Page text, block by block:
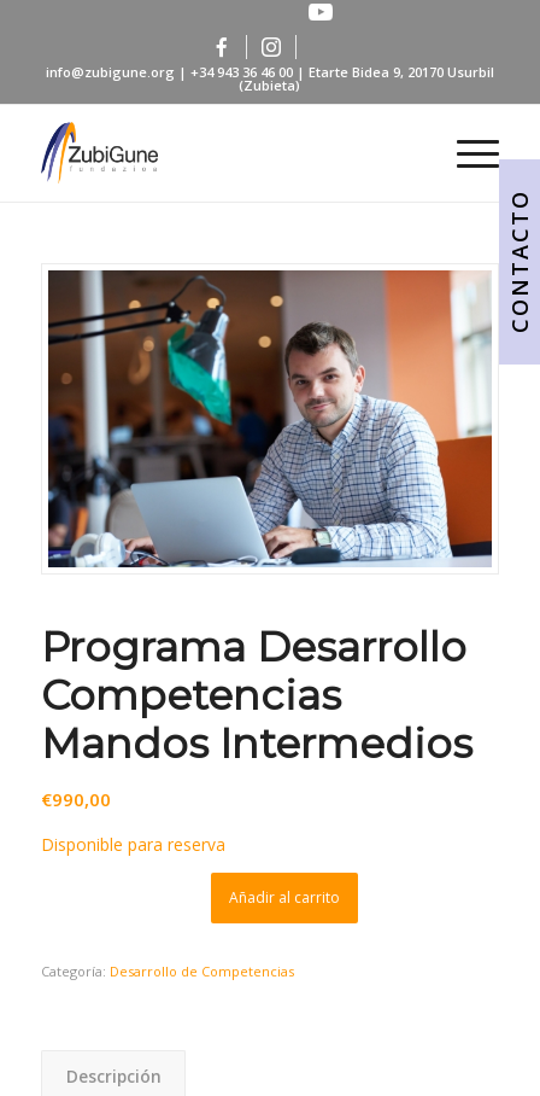
info@zubigune.org | +34 943 36 46 00 | Etarte Bidea 9, 20170 Usurbil
(Zubieta)
Programa Desarrollo
Competencias
Mandos Intermedios
€990,00
Disponible para reserva
Añadir al carrito
Categoría: Desarrollo de Competencias
Descripción
CONTACTO